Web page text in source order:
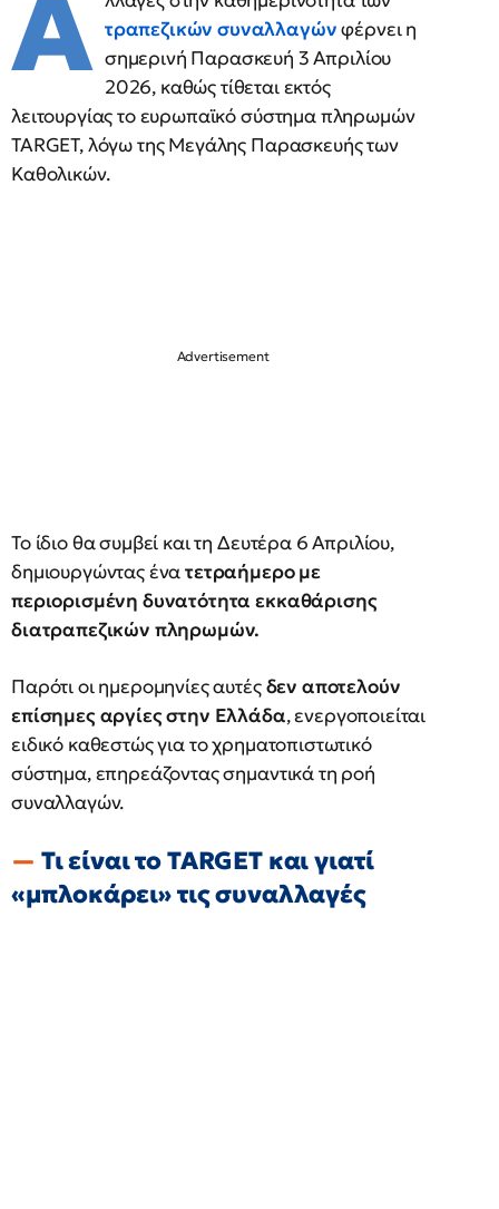
Α τραπεζικών συναλλαγώνφέρνει η
σημερινή Παρασκευή 3 Απριλίου
2026, καθώς τίθεται εκτός
λειτουργίας το ευρωπαϊκό σύστημα πληρωμών
TARGET, λόγω της Μεγάλης Παρασκευής των
Καθολικών.
Το ίδιο θα συμβεί και τη Δευτέρα 6 Απριλίου,
δημιουργώντας ένατετραήμερο με
περιορισμένη δυνατότητα εκκαθάρισης
διατραπεζικών πληρωμών.
Παρότι οι ημερομηνίες αυτέςδεν αποτελούν
επίσημες αργίες στην Ελλάδα, ενεργοποιείται
ειδικό καθεστώς για το χρηματοπιστωτικό
σύστημα, επηρεάζοντας σημαντικά τη ροή
συναλλαγών.
Τι είναι το TARGET και γιατί
«μπλοκάρει» τις συναλλαγές